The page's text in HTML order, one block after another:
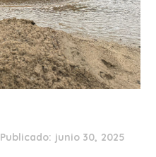
Publicado: junio 30, 2025